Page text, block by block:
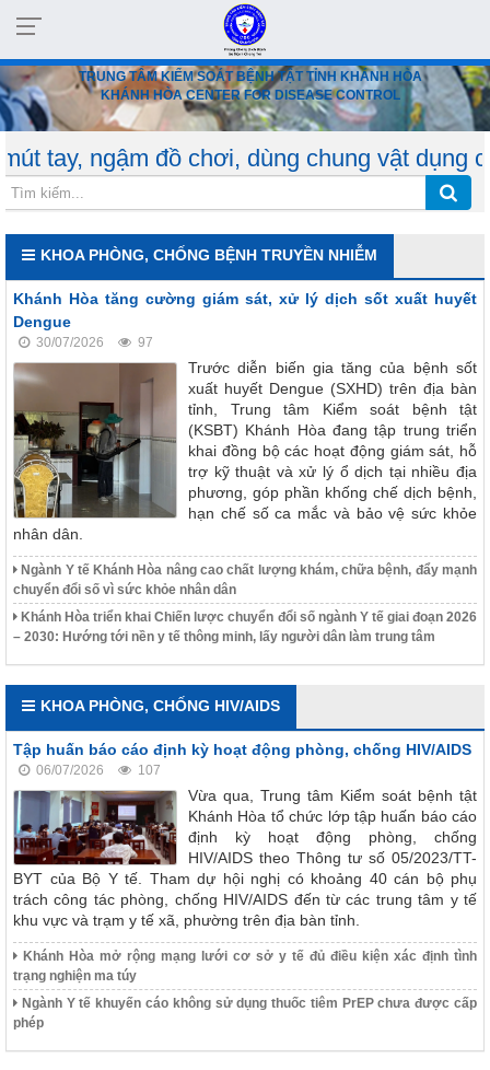
TRUNG TÂM KIỂM SOÁT BỆNH TẬT TỈNH KHÁNH HÒA
KHÁNH HÒA CENTER FOR DISEASE CONTROL
đồ chơi, dùng chung vật dụng
KHOA PHÒNG, CHỐNG BỆNH TRUYỀN NHIỄM
Khánh Hòa tăng cường giám sát, xử lý dịch sốt xuất huyết
Dengue
30/07/2026 97
Trước diễn biến gia tăng của bệnh sốt
xuất huyết Dengue (SXHD) trên địa bàn
tỉnh, Trung tâm Kiểm soát bệnh tật
(KSBT) Khánh Hòa đang tập trung triển
khai đồng bộ các hoạt động giám sát, hỗ
trợ kỹ thuật và xử lý ổ dịch tại nhiều địa
phương, góp phần khống chế dịch bệnh,
hạn chế số ca mắc và bảo vệ sức khỏe
nhân dân.
Ngành Y tế Khánh Hòa nâng cao chất lượng khám, chữa bệnh, đẩy mạnh
chuyển đổi số vì sức khỏe nhân dân
Khánh Hòa triển khai Chiến lược chuyển đổi số ngành Y tế giai đoạn 2026
– 2030: Hướng tới nền y tế thông minh, lấy người dân làm trung tâm
KHOA PHÒNG, CHỐNG HIV/AIDS
Tập huấn báo cáo định kỳ hoạt động phòng, chống HIV/AIDS
06/07/2026 107
Vừa qua, Trung tâm Kiểm soát bệnh tật
Khánh Hòa tổ chức lớp tập huấn báo cáo
định kỳ hoạt động phòng, chống
HIV/AIDS theo Thông tư số 05/2023/TT-
BYT của Bộ Y tế. Tham dự hội nghị có khoảng 40 cán bộ phụ
trách công tác phòng, chống HIV/AIDS đến từ các trung tâm y tế
khu vực và trạm y tế xã, phường trên địa bàn tỉnh.
Khánh Hòa mở rộng mạng lưới cơ sở y tế đủ điều kiện xác định tình
trạng nghiện ma túy
Ngành Y tế khuyến cáo không sử dụng thuốc tiêm PrEP chưa được cấp
phép